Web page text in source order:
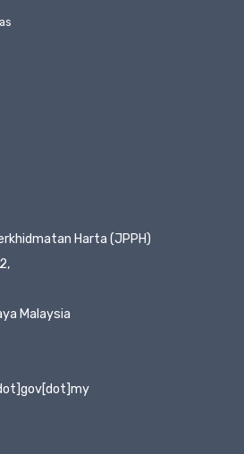
Harta (JPPH)
Malaysia